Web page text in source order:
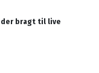
bragt til live